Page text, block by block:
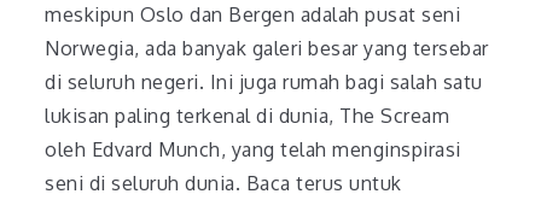
meskipun Oslo dan Bergen adalah pusat seni
Norwegia, ada banyak galeri besar yang tersebar
di seluruh negeri. Ini juga rumah bagi salah satu
lukisan paling terkenal di dunia, The Scream
oleh Edvard Munch, yang telah menginspirasi
seni di seluruh dunia. Baca terus untuk